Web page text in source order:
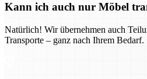
Kann ich auch nur Möbel
Natürlich! Wir übernehmen auch
Transporte – ganz nach Ihrem Bedarf.